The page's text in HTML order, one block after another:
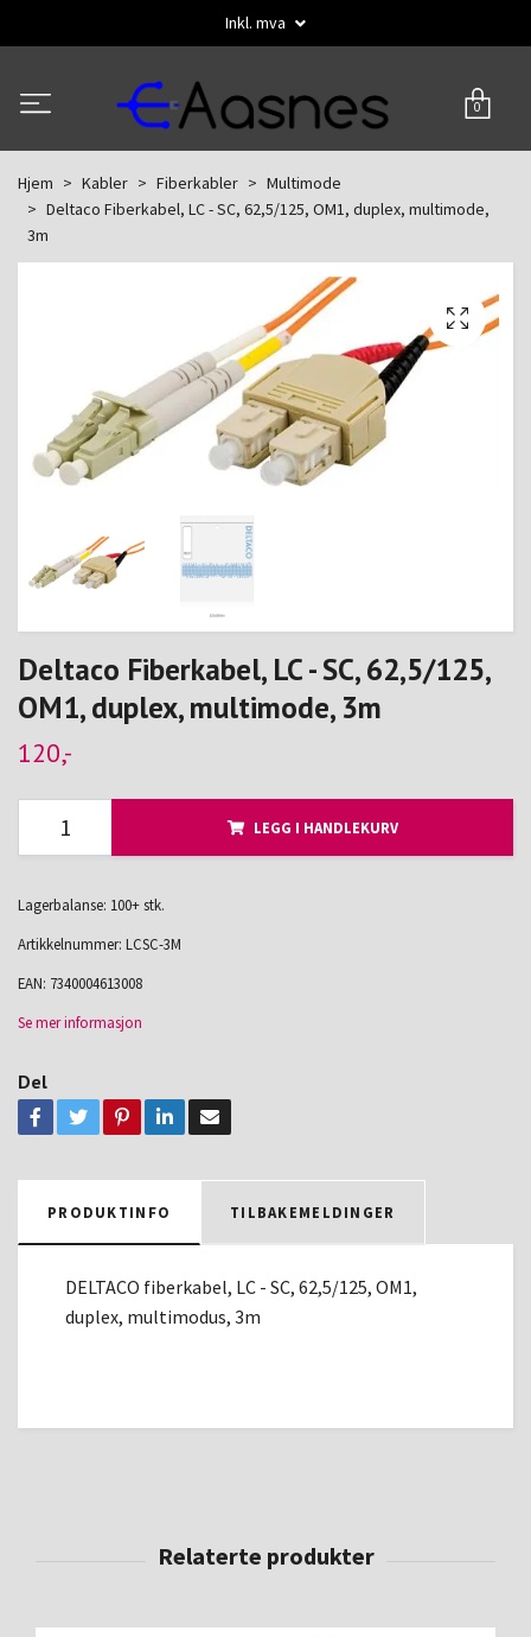
Inkl. mva
0
Hjem Kabler Fiberkabler
Multimode
Deltaco Fiberkabel, LC - SC, 62,5/125, OM1, duplex, multimode,
3m
Deltaco Fiberkabel, LC - SC, 62,5/125,
OM1, duplex, multimode, 3m
120,-
LEGG I HANDLEKURV
Lagerbalanse: 100+ stk.
Artikkelnummer: LCSC-3M
EAN: 7340004613008
Se mer informasjon
Del
PRODUKTINFO TILBAKEMELDINGER
DELTACO fiberkabel, LC - SC, 62,5/125, OM1,
duplex, multimodus, 3m